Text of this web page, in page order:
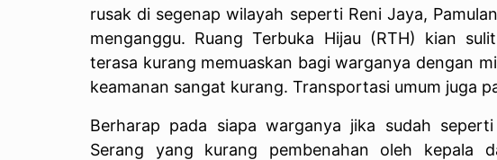
rusak di segenap wilayah seperti Reni Jaya,
menganggu. Ruang Terbuka Hijau (RTH) kian
terasa kurang memuaskan bagi warganya dengan
keamanan sangat kurang. Transportasi umum juga
Berharap pada siapa warganya jika sudah
Serang yang kurang pembenahan oleh kepala